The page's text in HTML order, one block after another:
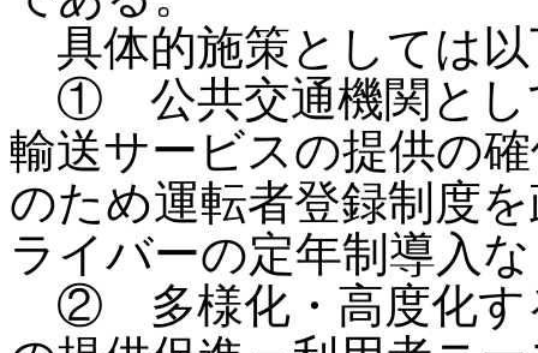
具体的施策としては
① 公共交通機関とし
輸送サービスの提供の
のため運転者登録制度
ライバーの定年制導入
② 多様化・高度化す